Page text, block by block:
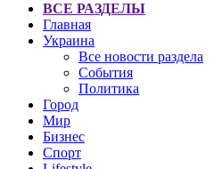
ВСЕ РАЗДЕЛЫ
Главная
Украина
Все новости раздела
События
Политика
Город
Мир
Бизнес
Спорт